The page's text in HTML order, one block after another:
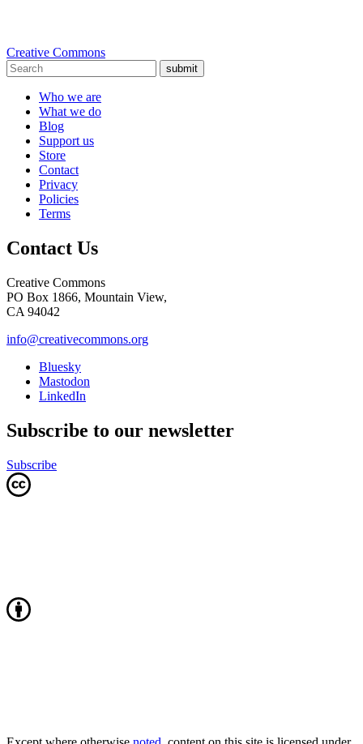
Creative Commons
submit
Who we are
What we do
Blog
Support us
Store
Contact
Privacy
Policies
Terms
Contact Us
Creative Commons
PO Box 1866, Mountain View,
CA 94042
info@creativecommons.org
Bluesky
Mastodon
LinkedIn
Subscribe to our newsletter
Subscribe